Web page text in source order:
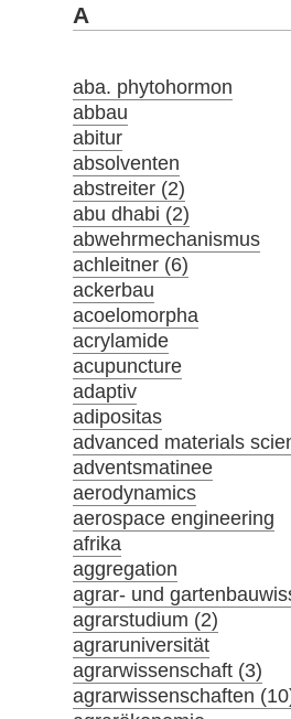
A
aba. phytohormon
abbau
abitur
absolventen
abstreiter (2)
abu dhabi (2)
abwehrmechanismus
achleitner (6)
ackerbau
acoelomorpha
acrylamide
acupuncture
adaptiv
adipositas
advanced materials
adventsmatinee
aerodynamics
aerospace engineering
afrika
aggregation
agrar- und
agrarstudium (2)
agraruniversität
agrarwissenschaft (3)
agrarwissenschaften